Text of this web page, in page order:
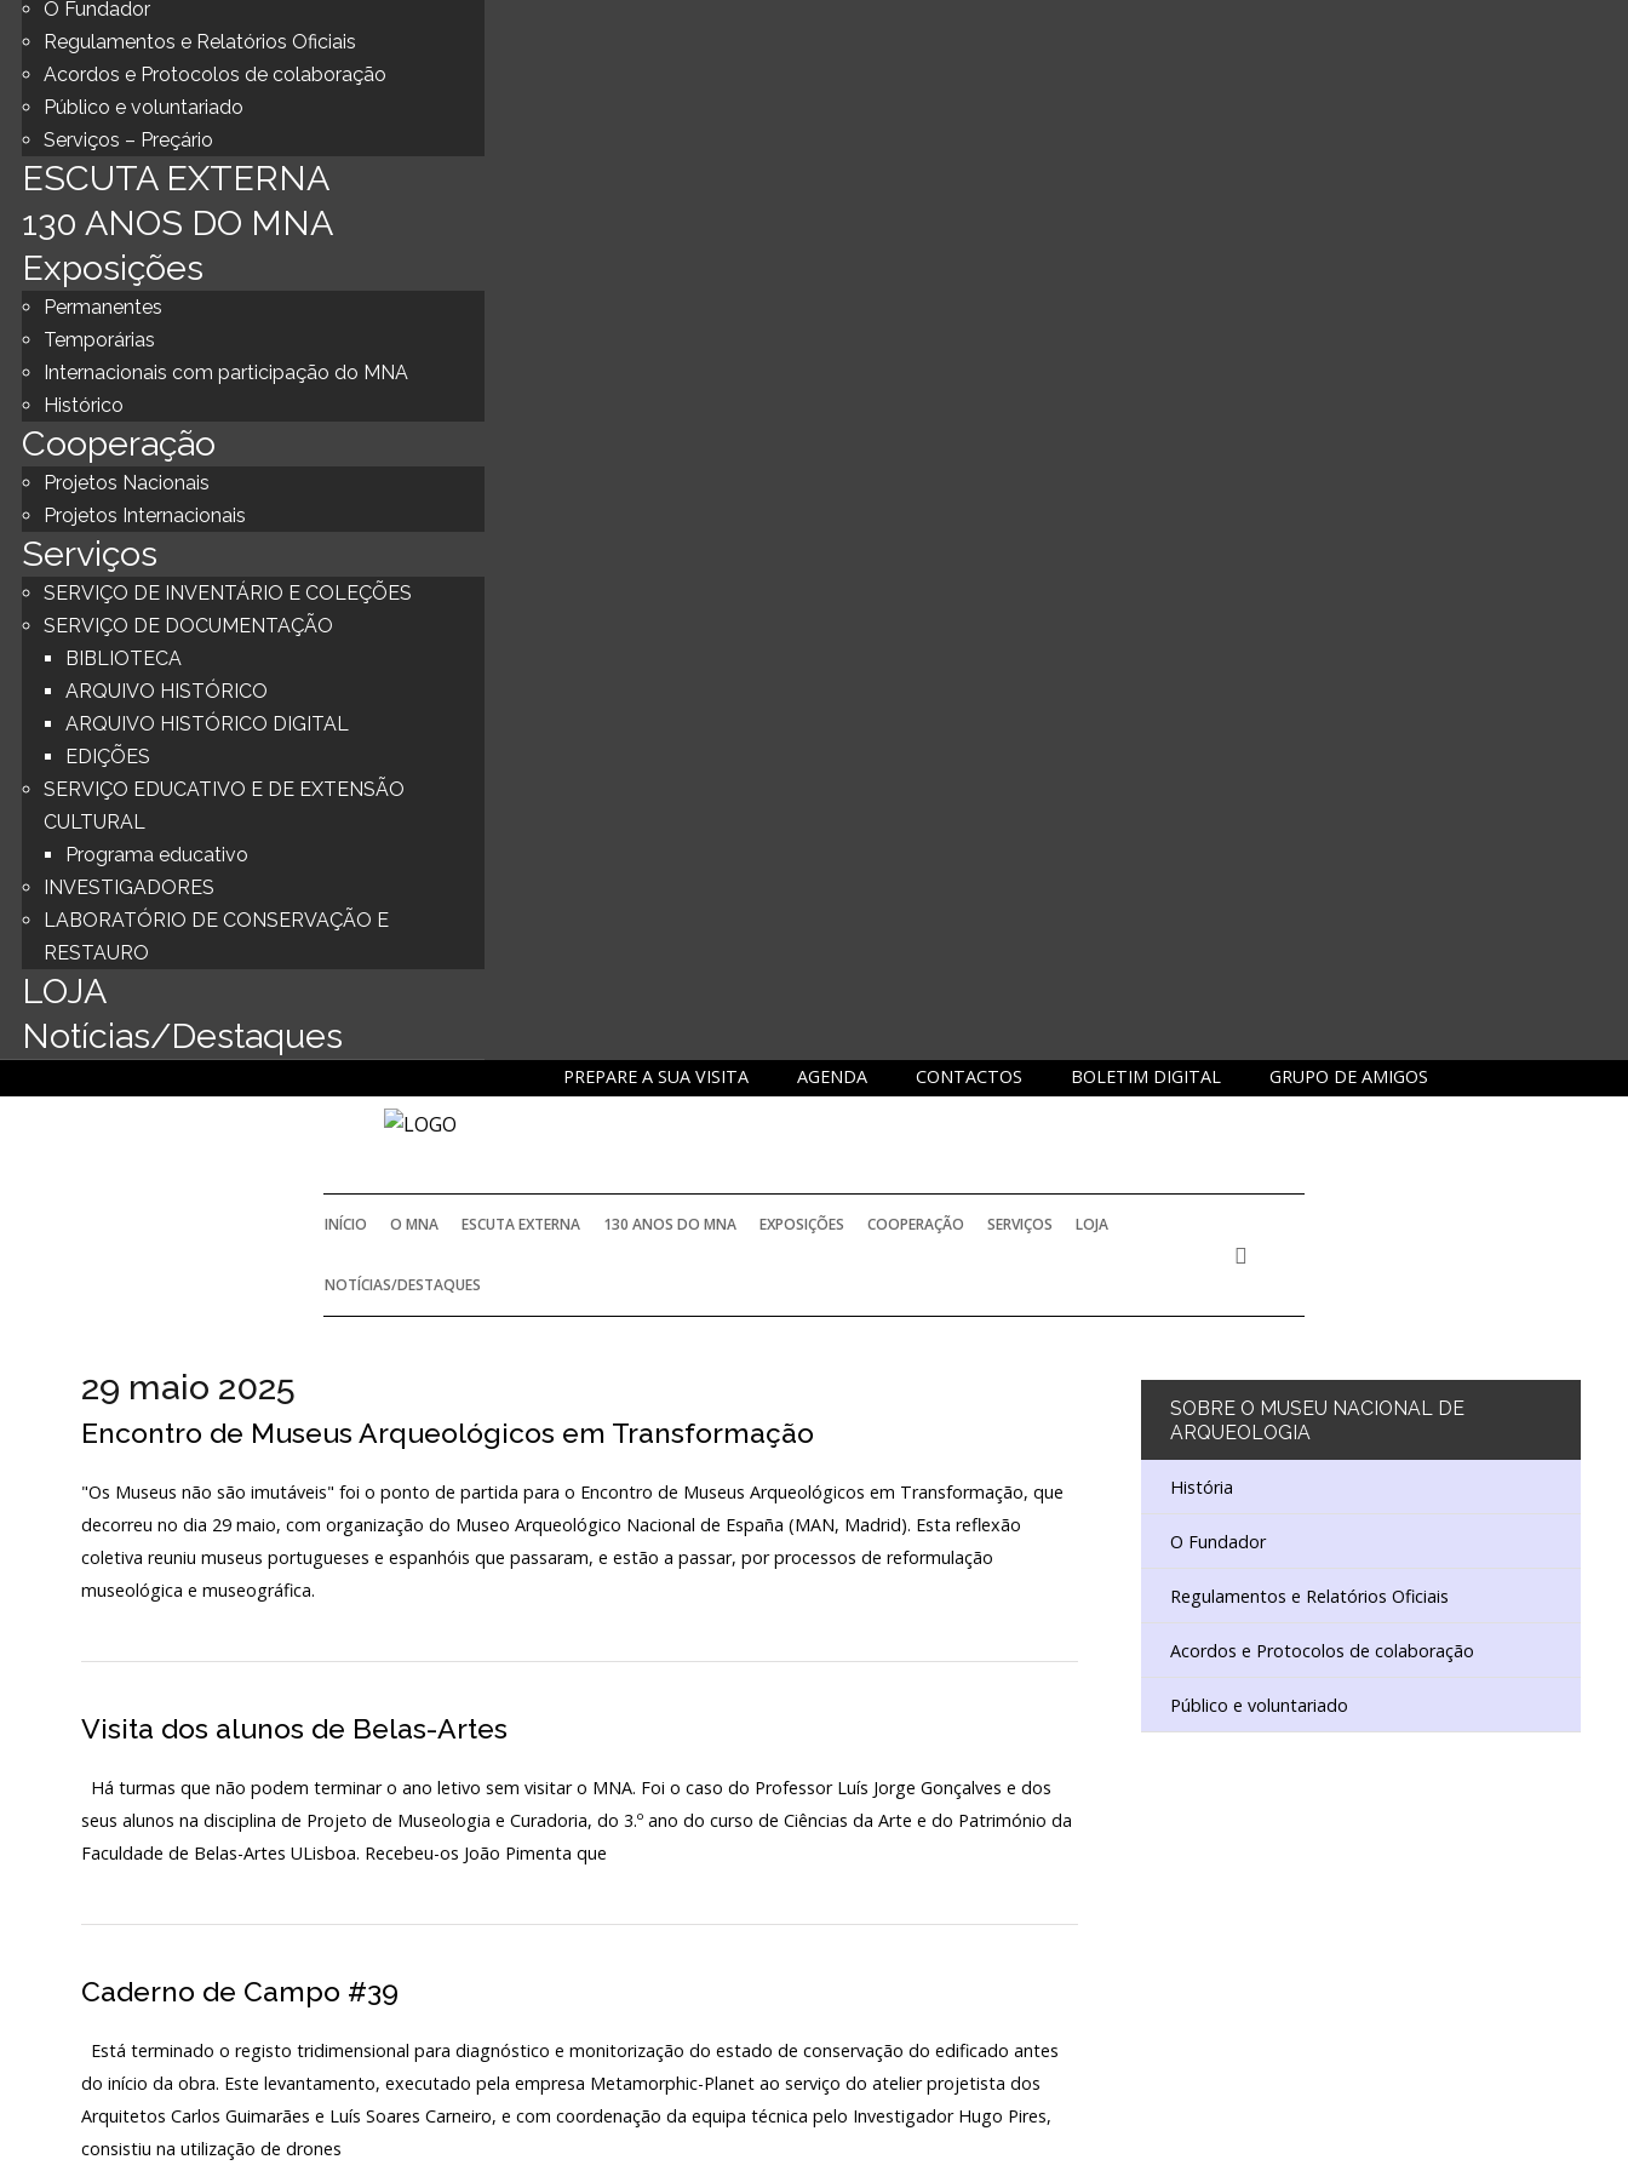
O Fundador
Regulamentos e Relatórios Oficiais
Acordos e Protocolos de colaboração
Público e voluntariado
Serviços – Preçário
ESCUTA EXTERNA
130 ANOS DO MNA
Exposições
Permanentes
Temporárias
Internacionais com participação do MNA
Histórico
Cooperação
Projetos Nacionais
Projetos Internacionais
Serviços
SERVIÇO DE INVENTÁRIO E COLEÇÕES
SERVIÇO DE DOCUMENTAÇÃO
BIBLIOTECA
ARQUIVO HISTÓRICO
ARQUIVO HISTÓRICO DIGITAL
EDIÇÕES
SERVIÇO EDUCATIVO E DE EXTENSÃO
CULTURAL
Programa educativo
INVESTIGADORES
LABORATÓRIO DE CONSERVAÇÃO E
RESTAURO
LOJA
Notícias/Destaques
GRUPO DE AMIGOS
BOLETIM DIGITAL
CONTACTOS
AGENDA
PREPARE A SUA VISITA
INÍCIO O MNA ESCUTA EXTERNA 130 ANOS DO MNA EXPOSIÇÕES COOPERAÇÃO SERVIÇOS LOJA
NOTÍCIAS/DESTAQUES
29 maio 2025
Encontro de Museus Arqueológicos em Transformação
"Os Museus não são imutáveis" foi o ponto de partida para o Encontro de Museus Arqueológicos em Transformação, que
decorreu no dia 29 maio, com organização do Museo Arqueológico Nacional de España (MAN, Madrid). Esta reflexão
coletiva reuniu museus portugueses e espanhóis que passaram, e estão a passar, por processos de reformulação
museológica e museográfica.
Visita dos alunos de Belas-Artes
Há turmas que não podem terminar o ano letivo sem visitar o MNA. Foi o caso do Professor Luís Jorge Gonçalves e dos
seus alunos na disciplina de Projeto de Museologia e Curadoria, do 3.º ano do curso de Ciências da Arte e do Património da
Faculdade de Belas-Artes ULisboa. Recebeu-os João Pimenta que
Caderno de Campo #39
Está terminado o registo tridimensional para diagnóstico e monitorização do estado de conservação do edificado antes
do início da obra. Este levantamento, executado pela empresa Metamorphic-Planet ao serviço do atelier projetista dos
Arquitetos Carlos Guimarães e Luís Soares Carneiro, e com coordenação da equipa técnica pelo Investigador Hugo Pires,
consistiu na utilização de drones
SOBRE O MUSEU NACIONAL DE
ARQUEOLOGIA
História
O Fundador
Regulamentos e Relatórios Oficiais
Acordos e Protocolos de colaboração
Público e voluntariado